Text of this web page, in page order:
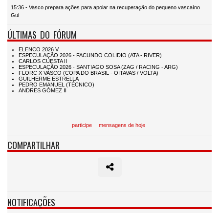
15:36 - Vasco prepara ações para apoiar na recuperação do pequeno vascaíno
Gui
ÚLTIMAS DO FÓRUM
participe mensagens de hoje
COMPARTILHAR
NOTIFICAÇÕES